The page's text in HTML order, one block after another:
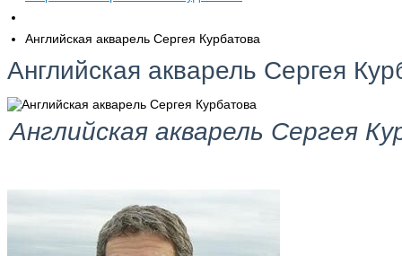
Английская акварель Сергея Курбатова
Английская акварель Сергея
Английская акварель Сергея